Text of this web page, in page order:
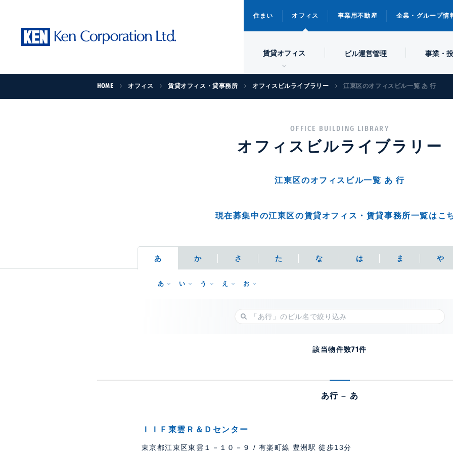
住まい オフィス 事業用不動産 企業・グループ情
賃貸オフィス ビル運営管理 事業・
HOME オフィス 賃貸オフィス・貸事務所 オフィスビルライブラリー 江東区のオフィスビル一覧 あ 行
OFFICE BUILDING LIBRARY
オフィスビルライブラリー
江東区のオフィスビル一覧 あ 行
現在募集中の江東区の賃貸オフィス・賃貸事務所一覧はこ
あ か さ た な は ま や
あ い う え お
該当物件数71件
あ行 – あ
ＩＩＦ東雲Ｒ＆Ｄセンター
東京都江東区東雲１－１０－９ / 有楽町線 豊洲駅 徒歩13分